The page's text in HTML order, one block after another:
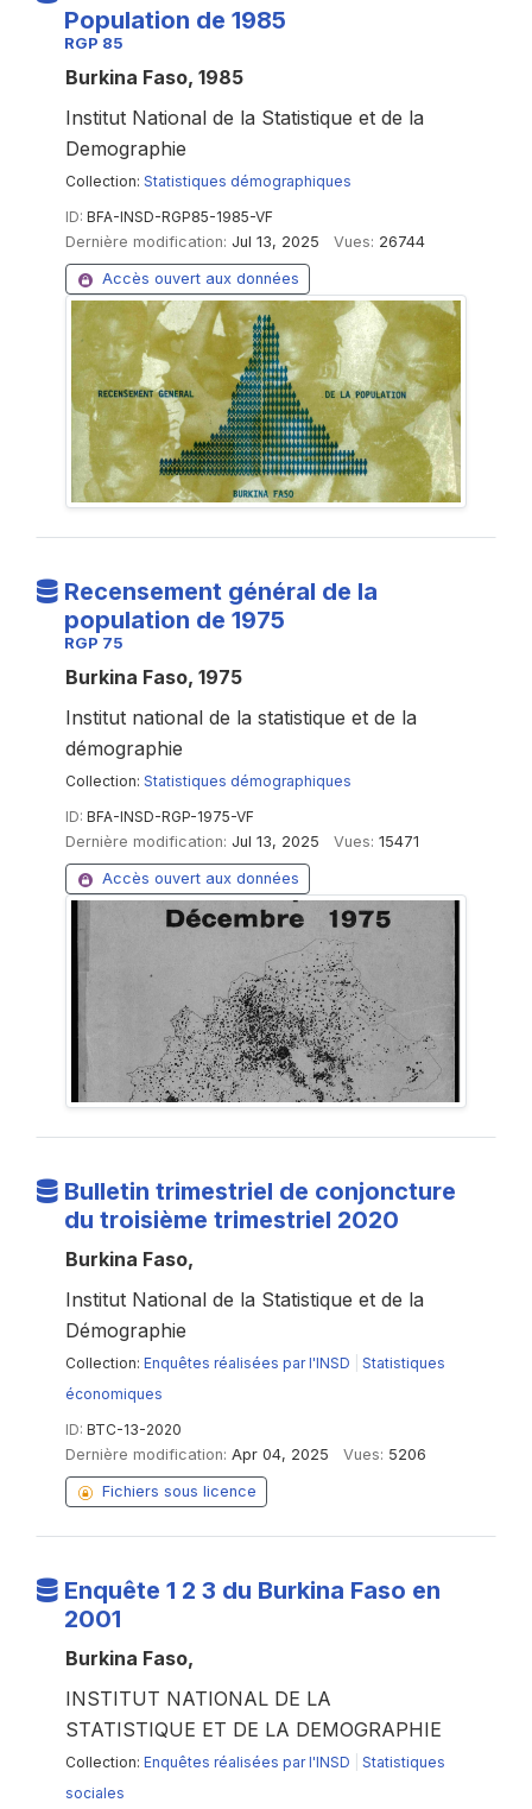
Population de 1985
RGP 85
Burkina Faso, 1985
Institut National de la Statistique et de la
Demographie
Collection: Statistiques démographiques
ID: BFA-INSD-RGP85-1985-VF
Dernière modification: Jul 13, 2025 Vues: 26744
Accès ouvert aux données
Recensement général de la
population de 1975
RGP 75
Burkina Faso, 1975
Institut national de la statistique et de la
démographie
Collection: Statistiques démographiques
ID: BFA-INSD-RGP-1975-VF
Dernière modification: Jul 13, 2025 Vues: 15471
Accès ouvert aux données
Bulletin trimestriel de conjoncture
du troisième trimestriel 2020
Burkina Faso,
Institut National de la Statistique et de la
Démographie
Collection: Enquêtes réalisées par l'INSD
Statistiques
économiques
ID: BTC-13-2020
Dernière modification: Apr 04, 2025 Vues: 5206
Fichiers sous licence
Enquête 1 2 3 du Burkina Faso en
2001
Burkina Faso,
INSTITUT NATIONAL DE LA
STATISTIQUE ET DE LA DEMOGRAPHIE
Collection: Enquêtes réalisées par l'INSD
Statistiques
sociales